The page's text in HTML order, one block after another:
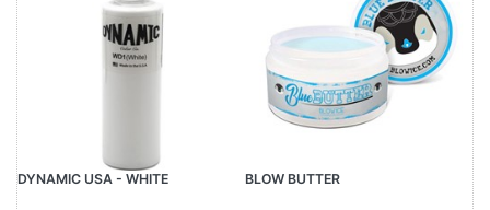
DYNAMIC USA - WHITE BLOW BUTTER